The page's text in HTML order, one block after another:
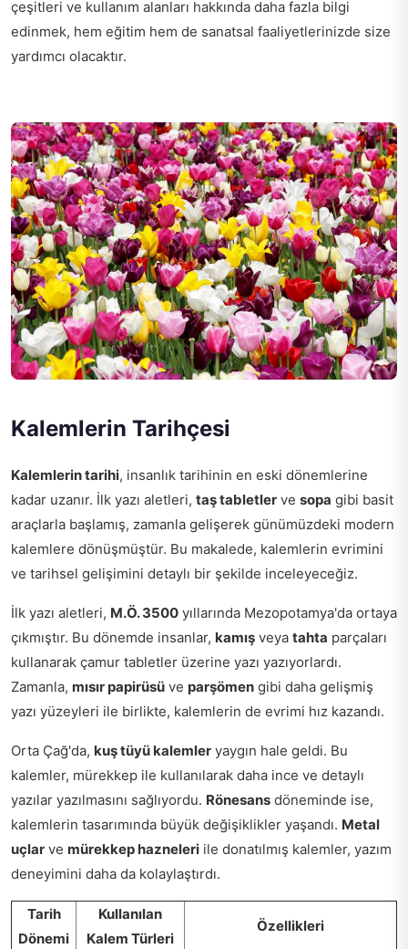
çeşitleri ve kullanım alanları hakkında daha fazla bilgi
edinmek, hem eğitim hem de sanatsal faaliyetlerinizde size
yardımcı olacaktır.
Kalemlerin Tarihçesi
Kalemlerin tarihi, insanlık tarihinin en eski dönemlerine
kadar uzanır. İlk yazı aletleri, taş tabletler ve sopa gibi basit
araçlarla başlamış, zamanla gelişerek günümüzdeki modern
kalemlere dönüşmüştür. Bu makalede, kalemlerin evrimini
ve tarihsel gelişimini detaylı bir şekilde inceleyeceğiz.
İlk yazı aletleri, M.Ö. 3500 yıllarında Mezopotamya'da ortaya
çıkmıştır. Bu dönemde insanlar, kamış veya tahta parçaları
kullanarak çamur tabletler üzerine yazı yazıyorlardı.
Zamanla, mısır papirüsü ve parşömen gibi daha gelişmiş
yazı yüzeyleri ile birlikte, kalemlerin de evrimi hız kazandı.
Orta Çağ'da, kuş tüyü kalemler yaygın hale geldi. Bu
kalemler, mürekkep ile kullanılarak daha ince ve detaylı
yazılar yazılmasını sağlıyordu. Rönesans döneminde ise,
kalemlerin tasarımında büyük değişiklikler yaşandı. Metal
uçlar ve mürekkep hazneleri ile donatılmış kalemler, yazım
deneyimini daha da kolaylaştırdı.
Tarih
Dönemi
Kullanılan
Kalem Türleri
Özellikleri